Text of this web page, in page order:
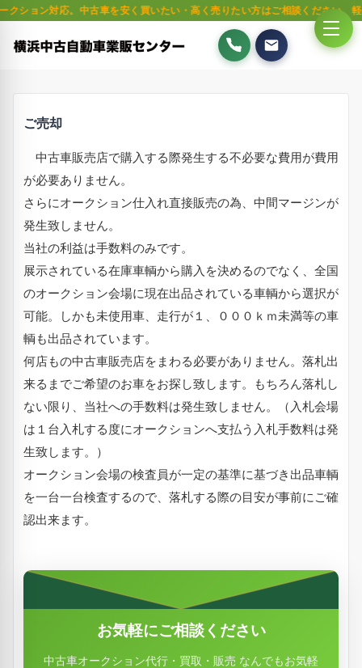
応。中古車を安く買いたい・高く売りたい方はご相談ください。軽自動
ご売却
中古車販売店で購入する際発生する不必要な費用が費用
が必要ありません。
さらにオークション仕入れ直接販売の為、中間マージンが
発生致しません。
当社の利益は手数料のみです。
展示されている在庫車輌から購入を決めるのでなく、全国
のオークション会場に現在出品されている車輌から選択が
可能。しかも未使用車、走行が１、０００ｋｍ未満等の車
輌も出品されています。
何店もの中古車販売店をまわる必要がありません。落札出
来るまでご希望のお車をお探し致します。もちろん落札し
ない限り、当社への手数料は発生致しません。（入札会場
は１台入札する度にオークションへ支払う入札手数料は発
生致します。）
オークション会場の検査員が一定の基準に基づき出品車輌
を一台一台検査するので、落札する際の目安が事前にご確
認出来ます。
お気軽にご相談ください
中古車オークション代行・買取・販売 なんでもお気軽